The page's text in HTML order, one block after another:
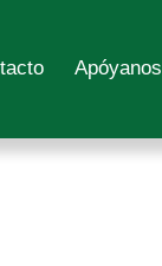
Apóyanos